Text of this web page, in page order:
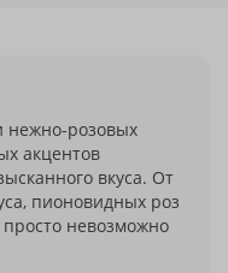
нежно-розовых
акцентов
вкуса. От
пионовидных роз
невозможно